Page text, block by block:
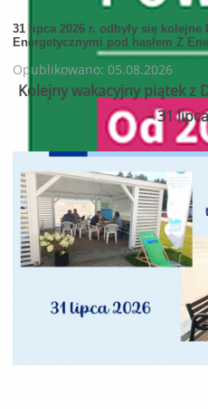
31 lipca 2026 r. odbyły się kolejne
Energetycznymi pod hasłem Z
Opublikowano: 05.08.2026
Kolejny wakacyjny piątek z
– 31